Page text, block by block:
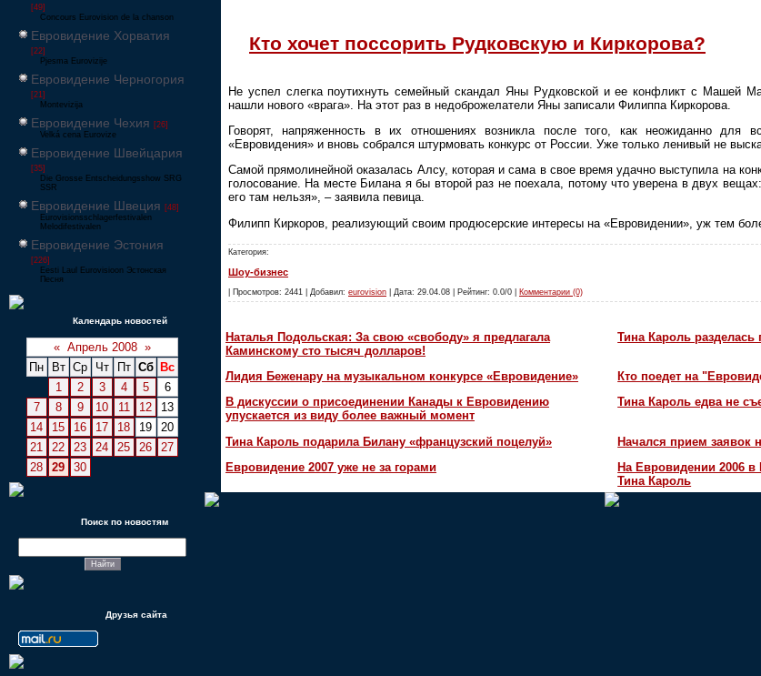
[49]
Concours Eurovision de la chanson
Евровидение Хорватия
[22]
Pjesma Eurovizije
Евровидение Черногория
[21]
Montevizija
Евровидение Чехия [26]
Velká cena Eurovize
Евровидение Швейцария
[35]
Die Grosse Entscheidungsshow SRG
SSR
Евровидение Швеция [48]
Eurovisionsschlagerfestivalen
Melodifestivalen
Евровидение Эстония
[226]
Eesti Laul Eurovisioon Эстонская
Песня
Календарь новостей
« Апрель 2008 »
Пн
Вт Ср Чт Пт Сб
Вс
1
2 3 4 5
6
7
8 9 10 11 12
13
14
15 16 17 18 19
20
21
22 23 24 25 26
27
28
29 30
Поиск по новостям
Друзья сайта
Кто хочет поссорить Рудковскую и Киркорова?
Не успел слегка поутихнуть семейный скандал Яны Рудковской и ее конфликт с Машей
нашли нового «врага». На этот раз в недоброжелатели Яны записали Филиппа Киркорова.
Говорят, напряженность в их отношениях возникла после того, как неожиданно для
«Евровидения» и вновь собрался штурмовать конкурс от России. Уже только ленивый не
Самой прямолинейной оказалась Алсу, которая и сама в свое время удачно выступила на
голосование. На месте Билана я бы второй раз не поехала, потому что уверена в двух
его там нельзя», – заявила певица.
Филипп Киркоров, реализующий своим продюсерские интересы на «Евровидении», уж тем
Категория:
Шоу-бизнес
| Просмотров: 2441 | Добавил: eurovision | Дата: 29.04.08 | Рейтинг: 0.0/0 | Комментарии (0)
Наталья Подольская: За свою «свободу» я предлагала
Каминскому сто тысяч долларов!
Тина Кароль разделась
Лидия Беженару на музыкальном конкурсе «Евровидение»
Кто поедет на
В дискуссии о присоединении Канады к Евровидению
упускается из виду более важный момент
Тина Кароль едва не
Тина Кароль подарила Билану «французский поцелуй»
Начался прием заявок
Евровидение 2007 уже не за горами
На Евровидении 2006 в
Тина Кароль